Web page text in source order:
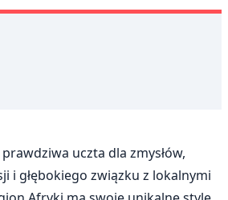
uczta dla zmysłów,
i głębokiego związku z lokalnymi